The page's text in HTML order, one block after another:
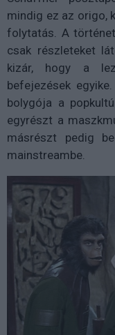
mindig ez az origo,
folytatás. A
csak részleteket
kizár, hogy a
befejezések
bolygója a
egyrészt a
másrészt pedig
mainstreambe.